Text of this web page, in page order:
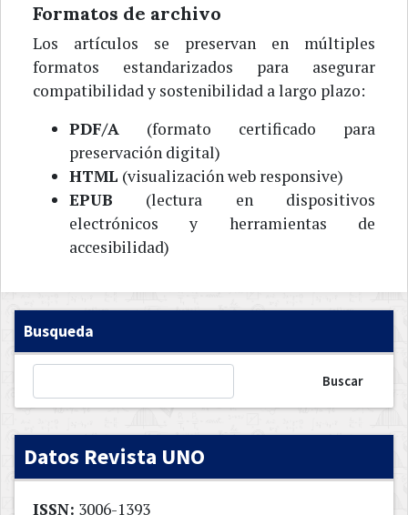
Formatos de archivo
Los artículos se preservan en múltiples
formatos estandarizados para asegurar
compatibilidad y sostenibilidad a largo plazo:
PDF/A (formato certificado para
preservación digital)
HTML (visualización web responsive)
EPUB (lectura en dispositivos
electrónicos y herramientas de
accesibilidad)
Busqueda
Buscar
Datos Revista UNO
ISSN: 3006-1393